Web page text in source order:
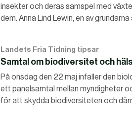
insekter och deras samspel med
dem. Anna Lind Lewin, en av grundarna
Landets Fria Tidning tipsar
Samtal om biodiversitet och
På onsdag den 22 maj infaller den
ett panelsamtal mellan myndigheter
för att skydda biodiversiteten och